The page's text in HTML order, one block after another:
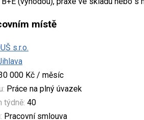
místě
s.r.o.
000 Kč / měsíc
Práce na plný úvazek
týdně: 40
Pracovní smlouva